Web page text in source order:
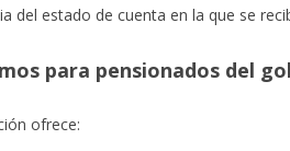
del estado de cuenta en la que se
para pensionados del
ofrece: